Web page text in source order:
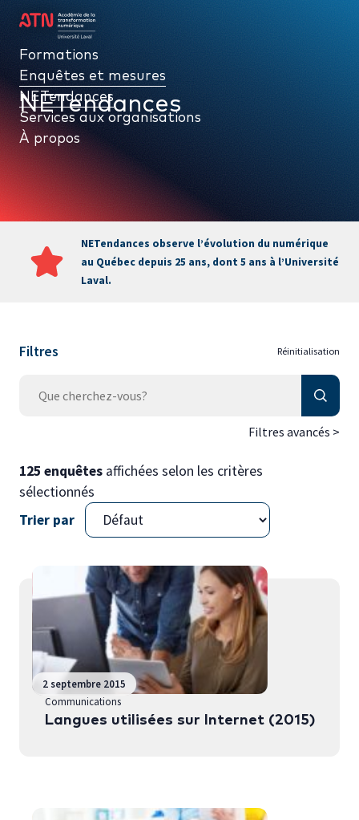
NETendances
NETendances observe l’évolution du numérique
au Québec depuis 25 ans, dont 5 ans à l’Université
Laval.
Filtres Réinitialisation
Filtres avancés >
125 enquêtes affichées selon les critères
sélectionnés
Trier par
2 septembre 2015
Communications
Langues utilisées sur Internet (2015)
Formations
Enquêtes et mesures
NETendances
Services aux organisations
À propos
Formations
Enquêtes et mesures
NETendances
Services aux organisations
À propos
NETendances